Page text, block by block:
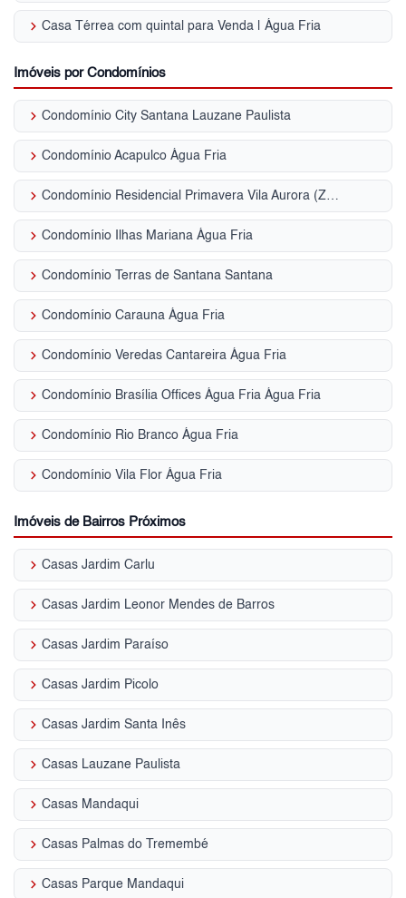
keyboard_arrow_right Casa Térrea com quintal para Venda | Água Fria
Imóveis por Condomínios
keyboard_arrow_right Condomínio City Santana Lauzane Paulista
keyboard_arrow_right Condomínio Acapulco Água Fria
keyboard_arrow_right Condomínio Residencial Primavera Vila Aurora (Zona Norte)
keyboard_arrow_right Condomínio Ilhas Mariana Água Fria
keyboard_arrow_right Condomínio Terras de Santana Santana
keyboard_arrow_right Condomínio Carauna Água Fria
keyboard_arrow_right Condomínio Veredas Cantareira Água Fria
keyboard_arrow_right Condomínio Brasília Offices Água Fria Água Fria
keyboard_arrow_right Condomínio Rio Branco Água Fria
keyboard_arrow_right Condomínio Vila Flor Água Fria
Imóveis de Bairros Próximos
keyboard_arrow_right Casas Jardim Carlu
keyboard_arrow_right Casas Jardim Leonor Mendes de Barros
keyboard_arrow_right Casas Jardim Paraíso
keyboard_arrow_right Casas Jardim Picolo
keyboard_arrow_right Casas Jardim Santa Inês
keyboard_arrow_right Casas Lauzane Paulista
keyboard_arrow_right Casas Mandaqui
keyboard_arrow_right Casas Palmas do Tremembé
keyboard_arrow_right Casas Parque Mandaqui